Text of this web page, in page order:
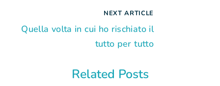
NEXT ARTICLE
Quella volta in cui ho rischiato il
tutto per tutto
Related Posts